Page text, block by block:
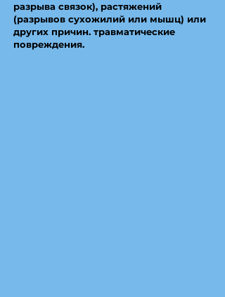
разрыва связок), растяжений
(разрывов сухожилий или мышц) или
других причин. травматические
повреждения.